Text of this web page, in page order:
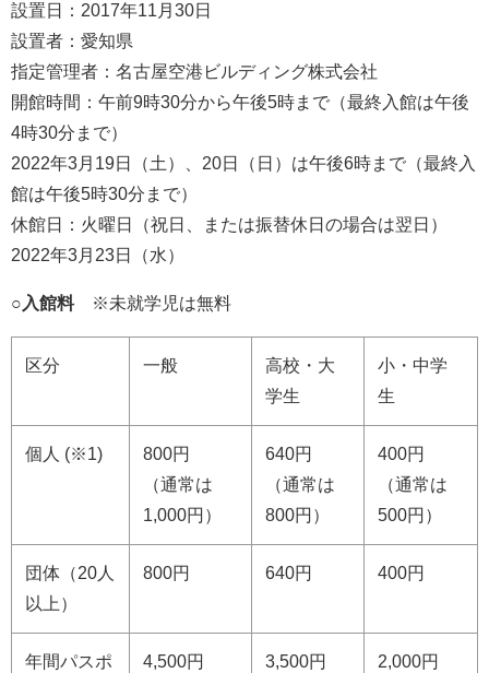
設置日：2017年11月30日
設置者：愛知県
指定管理者：名古屋空港ビルディング株式会社
開館時間：午前9時30分から午後5時まで（最終入館は午後
4時30分まで）
2022年3月19日（土）、20日（日）は午後6時まで（最終入
館は午後5時30分まで）
休館日：火曜日（祝日、または振替休日の場合は翌日）
2022年3月23日（水）
○入館料※未就学児は無料
区分 一般
高校・大
学生
小・中学
生
個人 (※1)
800円
（通常は
1,000円）
640円
（通常は
800円）
400円
（通常は
500円）
団体（20人
以上）
800円 640円 400円
年間パスポ
4,500円 3,500円 2,000円